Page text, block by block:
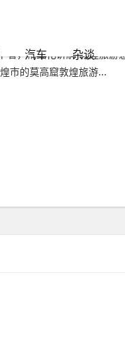
汽车 杂谈
，精细化讲解“敦煌旅
市的莫高窟敦煌旅游...